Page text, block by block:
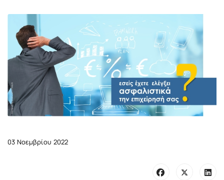
03 Νοεμβρίου 2022